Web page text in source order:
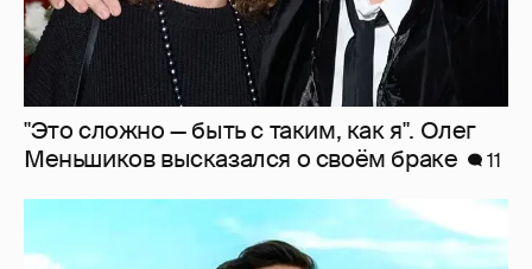
Звезду "Лермонтова" Владимира Аблогина